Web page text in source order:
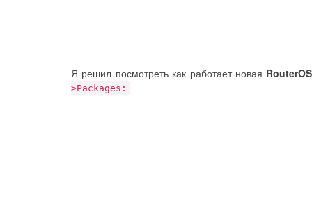
Я решил посмотреть как работает новая
>Packages: